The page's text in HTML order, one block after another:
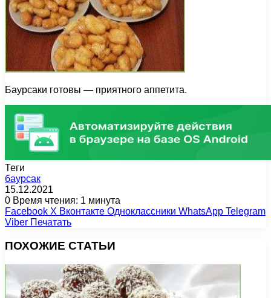
Баурсаки готовы — приятного аппетита.
Теги
баурсак
15.12.2021
0 Время чтения: 1 минута
Facebook X Вконтакте Одноклассники WhatsApp Telegram
Viber Печатать
ПОХОЖИЕ СТАТЬИ